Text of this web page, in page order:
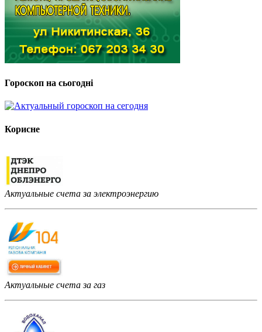
Гороскоп на сьогодні
Корисне
Актуальные счета за электроэнергию
Актуальные счета за газ